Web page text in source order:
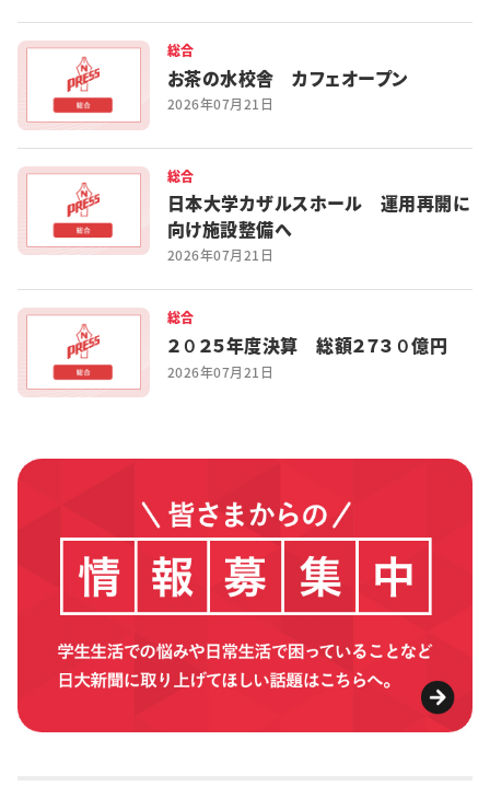
総合
お茶の水校舎 カフェオープン
2026年07月21日
総合
日本大学カザルスホール 運用再開に
向け施設整備へ
2026年07月21日
総合
２０２５年度決算 総額２７３０億円
2026年07月21日